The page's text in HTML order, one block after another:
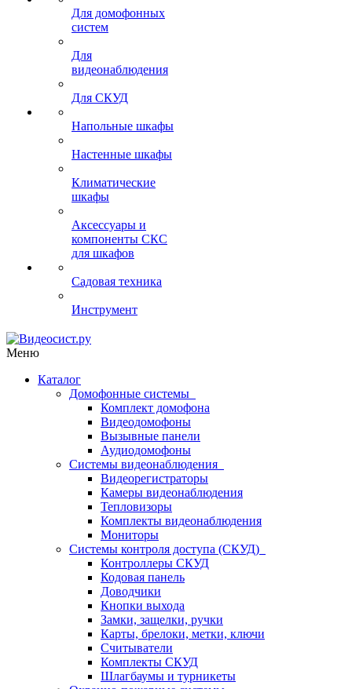
Для домофонных
систем
Для
видеонаблюдения
Для СКУД
Напольные шкафы
Настенные шкафы
Климатические
шкафы
Аксессуары и
компоненты СКС
для шкафов
Садовая техника
Инструмент
Меню
Каталог
Домофонные системы
Комплект домофона
Видеодомофоны
Вызывные панели
Аудиодомофоны
Системы видеонаблюдения
Видеорегистраторы
Камеры видеонаблюдения
Тепловизоры
Комплекты видеонаблюдения
Мониторы
Системы контроля доступа (СКУД)
Контроллеры СКУД
Кодовая панель
Доводчики
Кнопки выхода
Замки, защелки, ручки
Карты, брелоки, метки, ключи
Считыватели
Комплекты СКУД
Шлагбаумы и турникеты